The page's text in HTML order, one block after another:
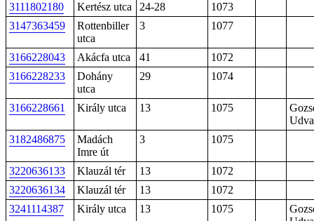
3111802180
Kertész utca 24-28
1073
3147363459
Rottenbiller
utca
3 1077
3166228043 Akácfa utca 41
1072
3166228233
Dohány
utca
29 1074
3166228661 Király utca 13 1075
3182486875
Madách
Imre út
3 1075
3220636133 Klauzál tér 13
1072
3220636134
Klauzál tér 13
1072
3241114387
Király utca 13 1075